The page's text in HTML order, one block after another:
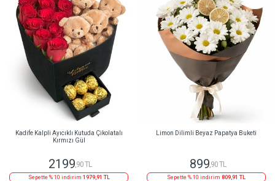
Kadife Kalpli Ayıcıklı Kutuda Çikolatalı
Kırmızı Gül
2199,90 TL
Sepette % 10 indirim 1979,91 TL
Limon Dilimli Beyaz Papatya Buketi
899,90 TL
Sepette % 10 indirim 809,91 TL